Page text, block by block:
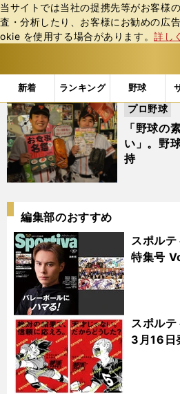
当サイトでは当社の提携先等がお客様
査・分析したり、お客様にお勧めの広
okie を使⽤する場合があります。詳し
新着 ランキング 野球
b
ス
ポ
ル
テ
ィ
ー
バ
「#野球ものまね芸人」の最
「野球の
い」。野
持
プロ野球
編集部のおすすめ
スポル
特集号
スポル
3月16日